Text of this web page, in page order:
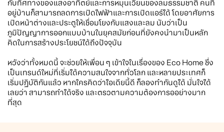
กับทิศทางของแสงอาทิตย์และการหมุนเวียนของลมธรรมชาติ คนที่
อยู่บ้านก็สามารถลดการเปิดไฟฟ้าและการเปิดแอร์ได้ โดยอาศัยการ
เปิดหน้าต่างและประตูให้เชื่อมโยงกับแสงและลม นับว่าเป็น
ภูมิปัญญาการออกแบบบ้านในยุคสมัยก่อนที่ยังคงนำมาเป็นหลัก
คิดในการสร้างประโยชน์ได้ถึงปัจจุบัน
หวังว่าทั้งหมดนี้ จะช่วยให้เพื่อน ๆ เข้าใจในเรื่องของ Eco Home ซึ่ง
เป็นเทรนด์ใหม่ที่เริ่มได้ความสนใจจากทั่วโลก และหลายประเทศก็
เริ่มปฏิบัติกันแล้ว หากใครคิดว่าไอเดียนี้ดี ก็ลองทำกันดูได้ มั่นใจได้
เลยว่า สามารถทำได้จริง และตรวตามความต้องการออย่างมาก
ที่สุด